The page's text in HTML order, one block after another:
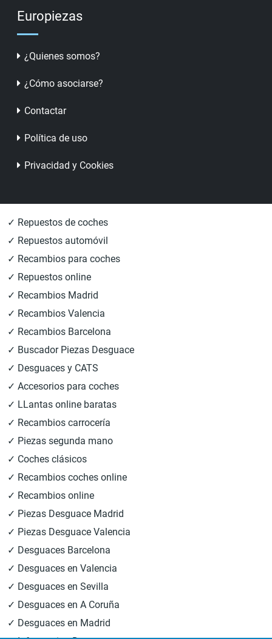
Europiezas
¿Quienes somos?
¿Cómo asociarse?
Contactar
Política de uso
Privacidad y Cookies
✓ Repuestos de coches
✓ Repuestos automóvil
✓ Recambios para coches
✓ Repuestos online
✓ Recambios Madrid
✓ Recambios Valencia
✓ Recambios Barcelona
✓ Buscador Piezas Desguace
✓ Desguaces y CATS
✓ Accesorios para coches
✓ LLantas online baratas
✓ Recambios carrocería
✓ Piezas segunda mano
✓ Coches clásicos
✓ Recambios coches online
✓ Recambios online
✓ Piezas Desguace Madrid
✓ Piezas Desguace Valencia
✓ Desguaces Barcelona
✓ Desguaces en Valencia
✓ Desguaces en Sevilla
✓ Desguaces en A Coruña
✓ Desguaces en Madrid